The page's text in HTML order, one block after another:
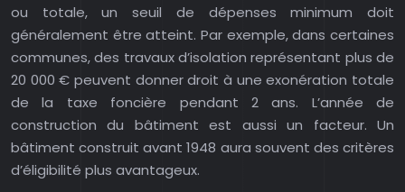
ou totale, un seuil de dépenses minimum doit
généralement être atteint. Par exemple, dans certaines
communes, des travaux d’isolation représentant plus de
20 000 € peuvent donner droit à une exonération totale
de la taxe foncière pendant 2 ans. L’année de
construction du bâtiment est aussi un facteur. Un
bâtiment construit avant 1948 aura souvent des critères
d’éligibilité plus avantageux.